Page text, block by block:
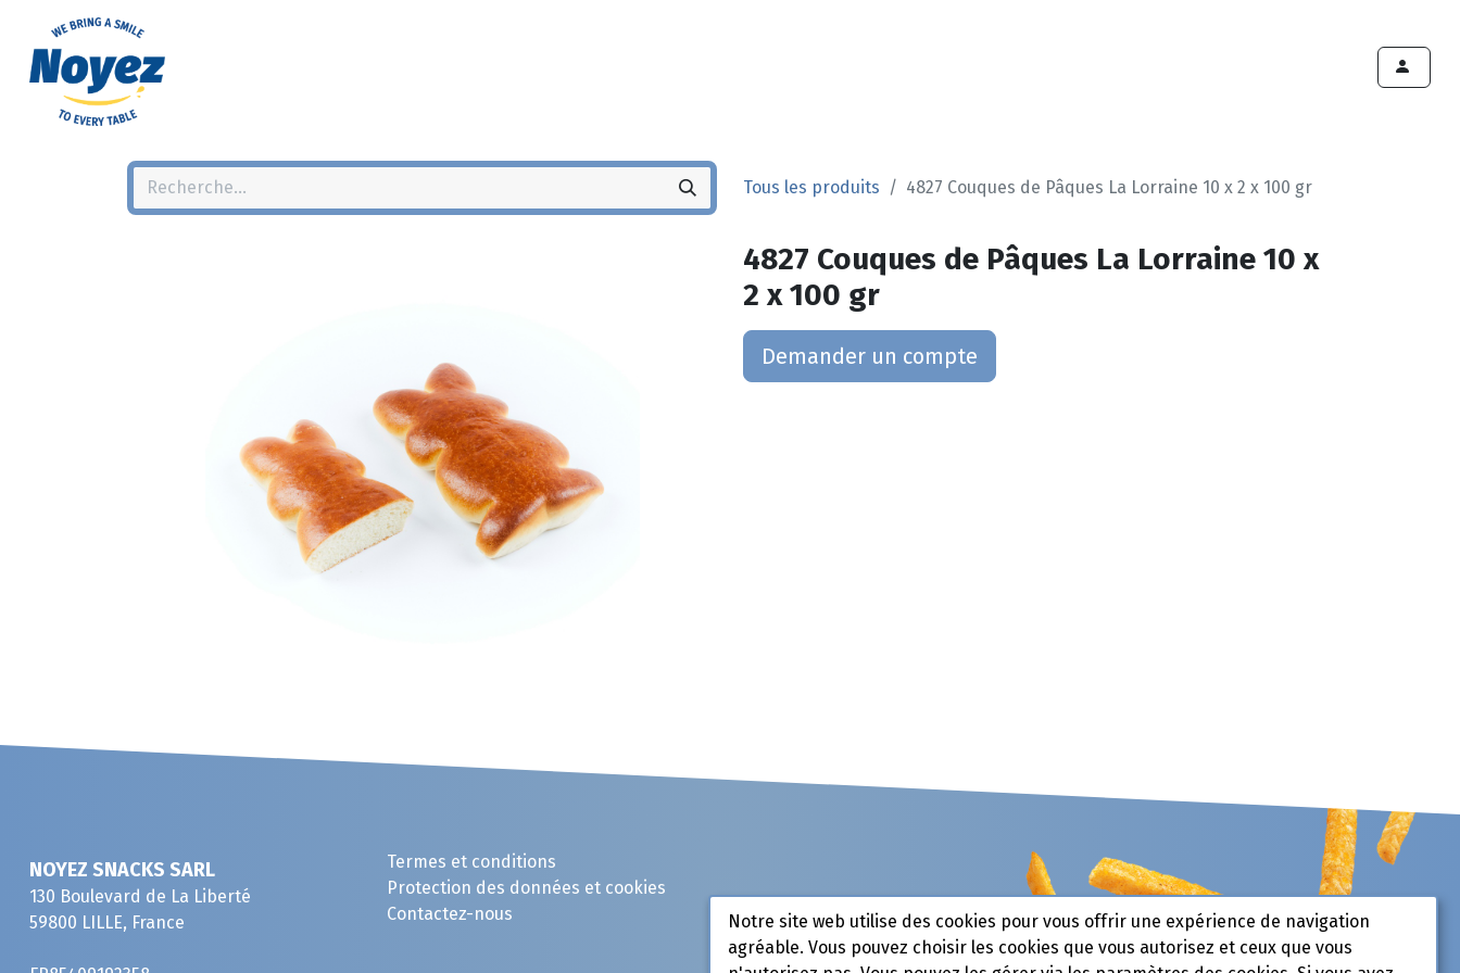
Tous les produits 4827 Couques de Pâques La Lorraine 10 x 2 x 100 gr
4827 Couques de Pâques La Lorraine 10 x
2 x 100 gr
Demander un compte
NOYEZ SNACKS SARL
130 Boulevard de La Liberté
59800 LILLE, France
Termes et conditions
Protection des données et cookies
Contactez-nous
Notre site web utilise des cookies pour vous offrir une expérience de navigation
agréable. Vous pouvez choisir les cookies que vous autorisez et ceux que vous